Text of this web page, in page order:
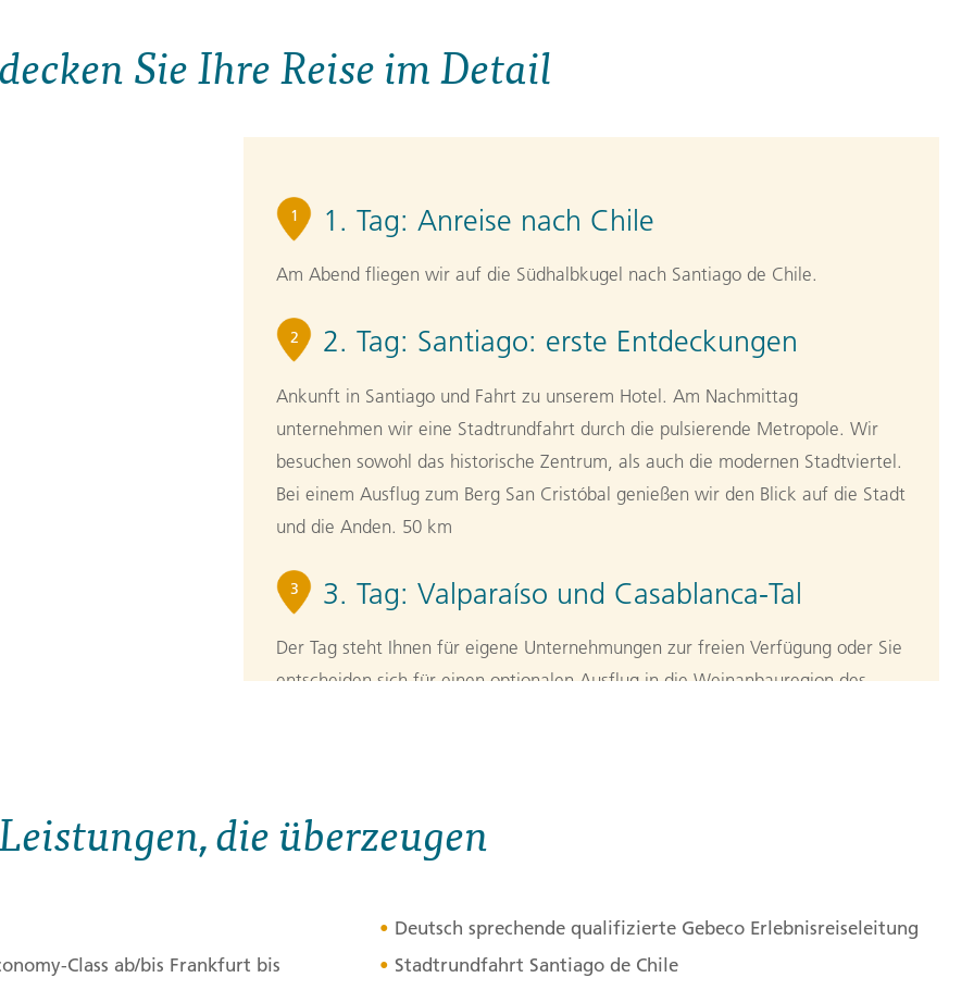
Sie Ihre Reise im Detail
1 1. Tag: Anreise nach Chile
Am Abend fliegen wir auf die Südhalbkugel nach Santiago de Chile.
2 2. Tag: Santiago: erste Entdeckungen
Ankunft in Santiago und Fahrt zu unserem Hotel. Am Nachmittag
unternehmen wir eine Stadtrundfahrt durch die pulsierende Metropole. Wir
besuchen sowohl das historische Zentrum, als auch die modernen Stadtviertel.
Bei einem Ausflug zum Berg San Cristóbal genießen wir den Blick auf die Stadt
und die Anden. 50 km
3 3. Tag: Valparaíso und Casablanca-Tal
Der Tag steht Ihnen für eigene Unternehmungen zur freien Verfügung oder Sie
entscheiden sich für einen optionalen Ausflug in die Weinanbauregion des
Jahrhundertwende (1900) konstruiert wurden und heute noch ihren Dienst
ansehen
die überzeugen
Class ab/bis Frankfurt bis
Deutsch sprechende qualifizierte Gebeco Erlebnisreiseleitung
Stadtrundfahrt Santiago de Chile